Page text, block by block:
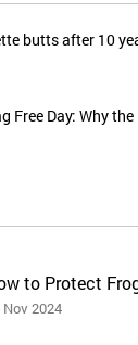
butts after 10
Free Day: Why
to Protect
Nov 2024